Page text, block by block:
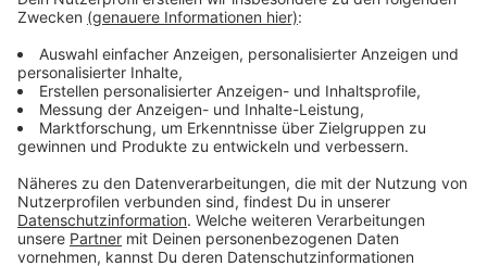
Die erste Variante will das entzerren, indem die L 284
Innenstadt und eine zweite Richtung Schulzentrum.
Die zweite Variante sieht einen Platztausch von
Straße und Busbahnhof vor.
Uhr 30 in der Alten Drahtzieherei statt.
Anzeige